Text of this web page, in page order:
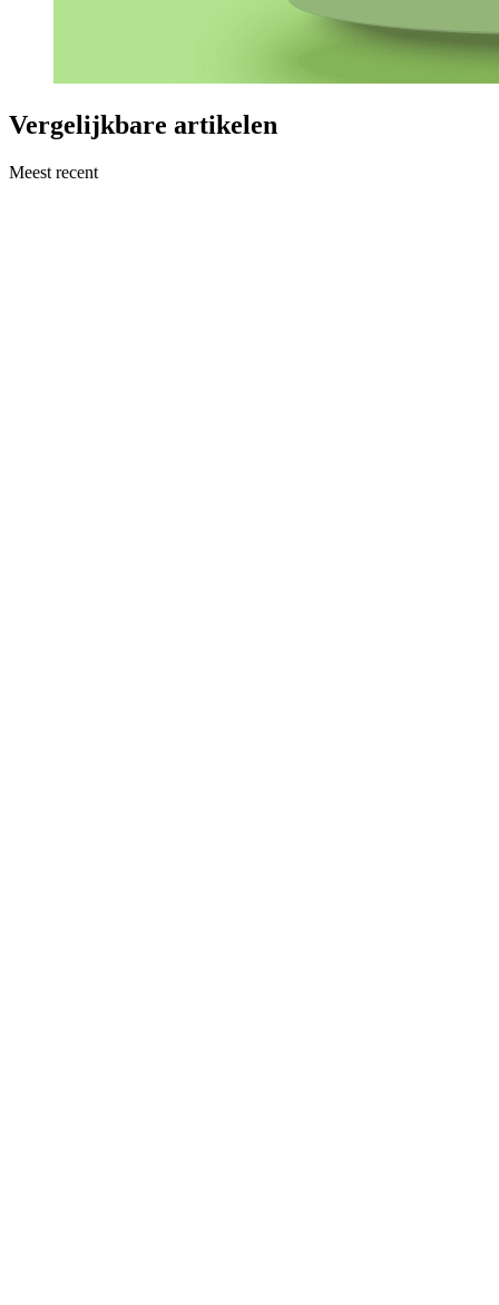
Vergelijkbare artikelen
Meest recent